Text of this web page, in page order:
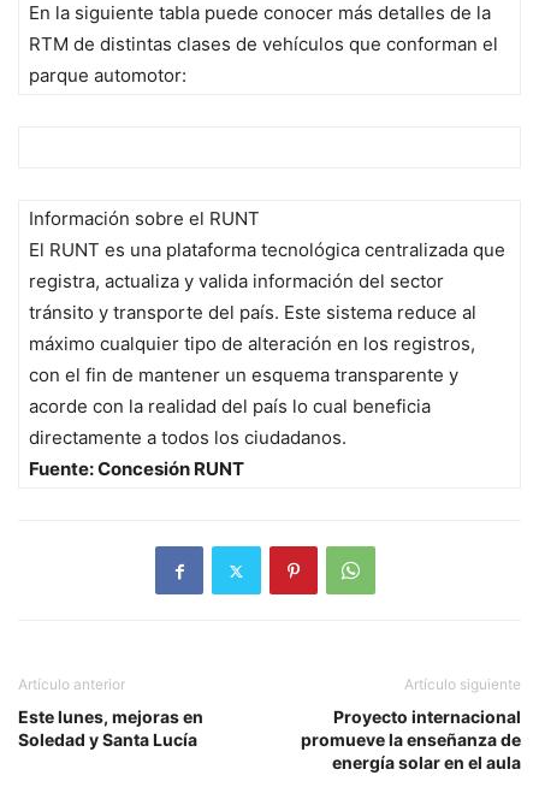
En la siguiente tabla puede conocer más detalles de la
RTM de distintas clases de vehículos que conforman el
parque automotor:
Información sobre el RUNT
El RUNT es una plataforma tecnológica centralizada que
registra, actualiza y valida información del sector
tránsito y transporte del país. Este sistema reduce al
máximo cualquier tipo de alteración en los registros,
con el fin de mantener un esquema transparente y
acorde con la realidad del país lo cual beneficia
directamente a todos los ciudadanos.
Fuente: Concesión RUNT
Artículo anterior
Este lunes, mejoras en
Soledad y Santa Lucía
Artículo siguiente
Proyecto internacional
promueve la enseñanza de
energía solar en el aula